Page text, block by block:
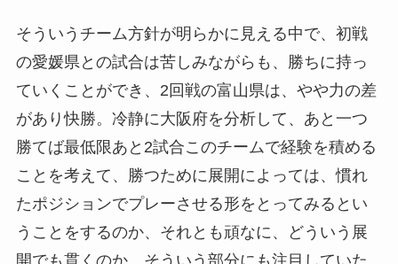
そういうチーム方針が明らかに見える中で、初戦
の愛媛県との試合は苦しみながらも、勝ちに持っ
ていくことができ、2回戦の富山県は、やや力の差
があり快勝。冷静に大阪府を分析して、あと一つ
勝てば最低限あと2試合このチームで経験を積める
ことを考えて、勝つために展開によっては、慣れ
たポジションでプレーさせる形をとってみるとい
うことをするのか、それとも頑なに、どういう展
開でも貫くのか、そういう部分にも注目していた